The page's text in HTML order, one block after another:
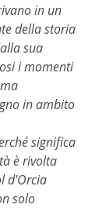
in un
della storia
sua
i momenti
in ambito
significa
è rivolta
d'Orcia
solo